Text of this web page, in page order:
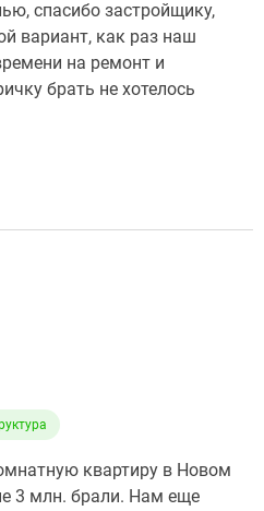
спасибо застройщику,
вариант, как раз наш
на ремонт и
брать не хотелось
квартиру в Новом
3 млн. брали. Нам еще